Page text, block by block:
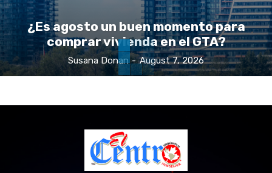
¿Es agosto un buen momento para
comprar vivienda en el GTA?
Susana Donan - August 7, 2026